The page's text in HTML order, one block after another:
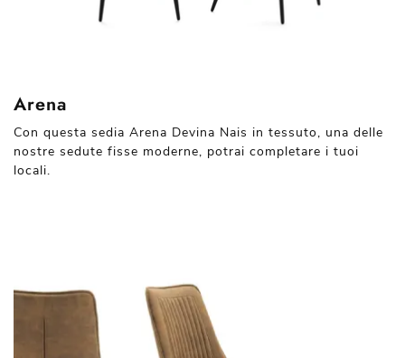
Arena
Con questa sedia Arena Devina Nais in tessuto, una delle
nostre sedute fisse moderne, potrai completare i tuoi
locali.